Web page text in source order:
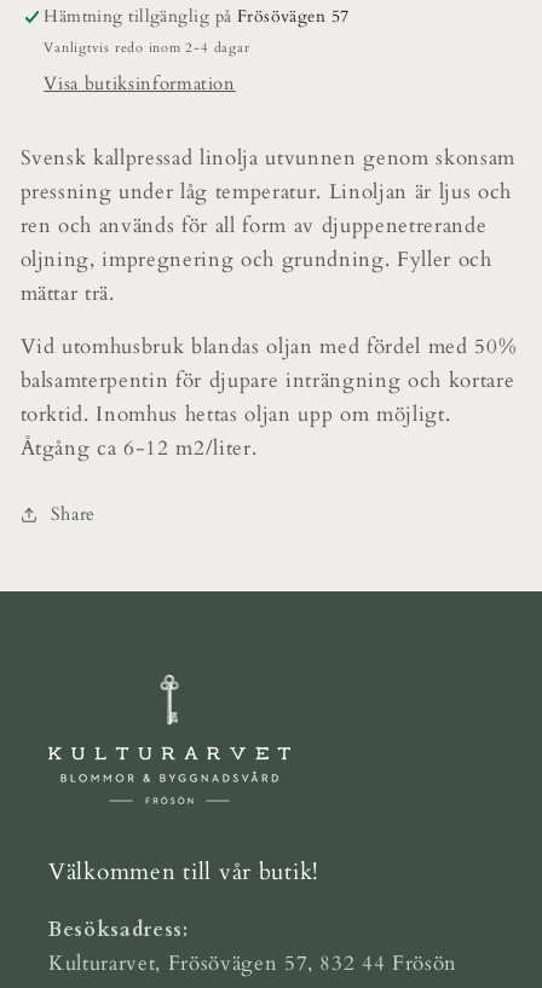
Hämtning tillgänglig på Frösövägen 57
Vanligtvis redo inom 2-4 dagar
Visa butiksinformation
Svensk kallpressad linolja utvunnen genom skonsam
pressning under låg temperatur. Linoljan är ljus och
ren och används för all form av djuppenetrerande
oljning, impregnering och grundning. Fyller och
mättar trä.
Vid utomhusbruk blandas oljan med fördel med 50%
balsamterpentin för djupare inträngning och kortare
torktid. Inomhus hettas oljan upp om möjligt.
Åtgång ca 6-12 m2/liter.
Share
Välkommen till vår butik!
Besöksadress:
Kulturarvet, Frösövägen 57, 832 44 Frösön